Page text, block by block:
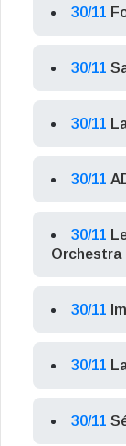
30/11
30/11
30/11
30/11
30/11
Orchestra
30/11
30/11
30/11